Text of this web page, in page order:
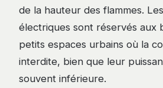
de la hauteur des flammes.
électriques sont réservés aux
petits espaces urbains où la
interdite, bien que leur
souvent inférieure.